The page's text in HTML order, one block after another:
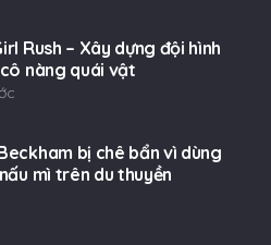
Rush – Xây dựng đội hình
nàng quái vật
bị chê bẩn vì dùng
mì trên du thuyền